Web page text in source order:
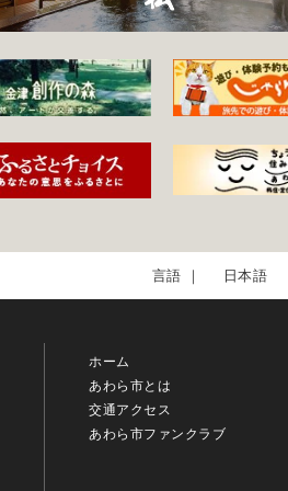
日本語
ホーム
あわら市とは
交通アクセス
あわら市ファンクラブ